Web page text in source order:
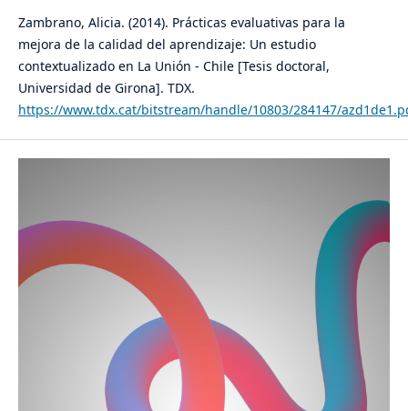
Zambrano, Alicia. (2014). Prácticas evaluativas para la
mejora de la calidad del aprendizaje: Un estudio
contextualizado en La Unión - Chile [Tesis doctoral,
Universidad de Girona]. TDX.
https://www.tdx.cat/bitstream/handle/10803/284147/